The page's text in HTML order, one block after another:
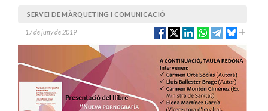
SERVEI DE MÀRQUETING I COMUNICACIÓ
17 de juny de 2019